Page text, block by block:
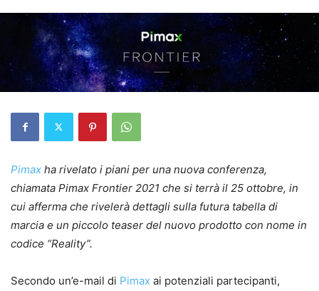
Pimax ha rivelato i piani per una nuova conferenza,
chiamata Pimax Frontier 2021 che si terrà il 25 ottobre, in
cui afferma che rivelerà dettagli sulla futura tabella di
marcia e un piccolo teaser del nuovo prodotto con nome in
codice “Reality”.
Secondo un’e-mail di Pimax ai potenziali partecipanti,